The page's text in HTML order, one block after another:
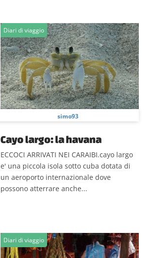
Diari di viaggio
simo93
Cayo largo: la havana
ECCOCI ARRIVATI NEI CARAIBI.cayo largo
e' una piccola isola sotto cuba dotata di
un aeroporto internazionale dove
possono atterrare anche...
Diari di viaggio